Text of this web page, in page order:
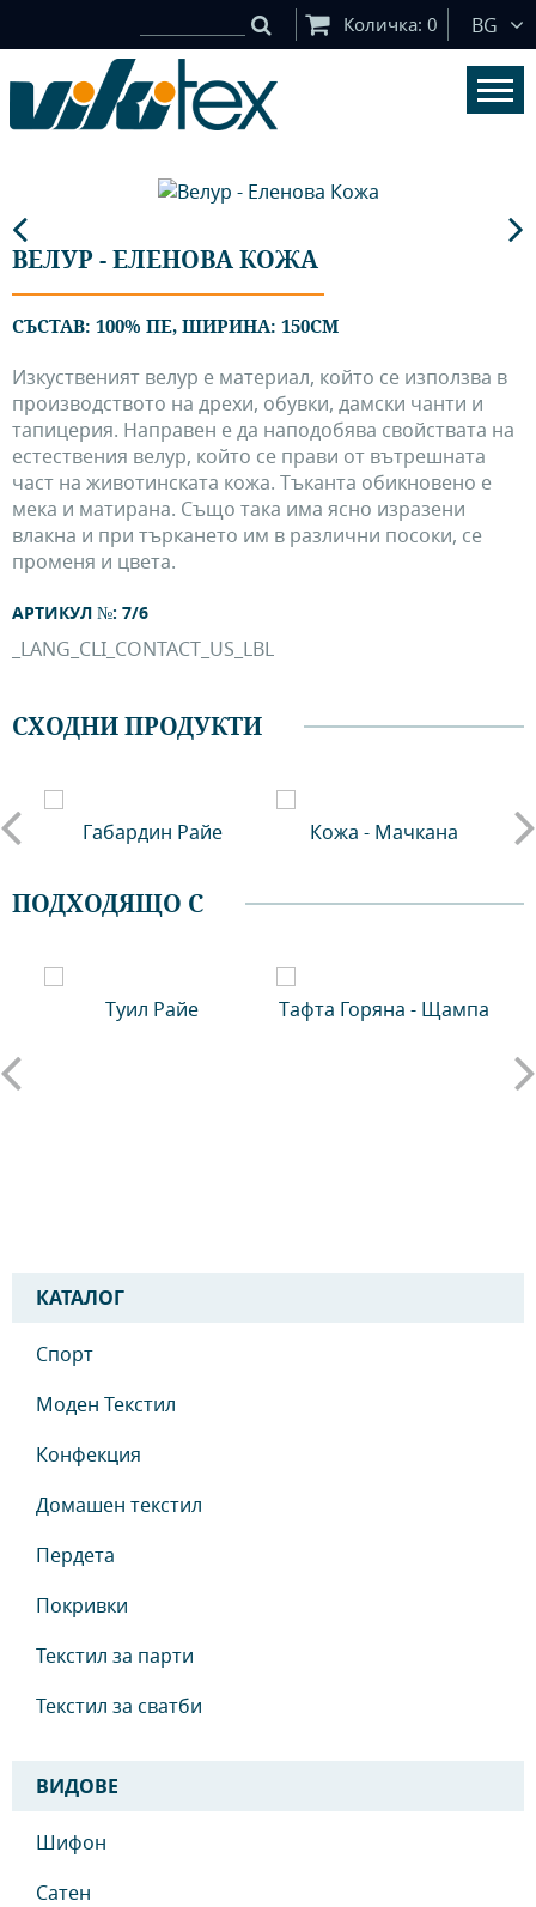
Количка: 0 BG
ВЕЛУР - ЕЛЕНОВА КОЖА
СЪСТАВ: 100% ПЕ, ШИРИНА: 150СМ
Изкуственият велур е материал, който се използва в
производството на дрехи, обувки, дамски чанти и
тапицерия. Направен е да наподобява свойствата на
естествения велур, който се прави от вътрешната
част на животинската кожа. Тъканта обикновено е
мека и матирана. Също така има ясно изразени
влакна и при търкането им в различни посоки, се
променя и цвета.
АРТИКУЛ №: 7/6
_LANG_CLI_CONTACT_US_LBL
СХОДНИ ПРОДУКТИ
Габардин Райе Кожа - Мачкана
ПОДХОДЯЩО С
Туил Райе Тафта Горяна - Щампа
КАТАЛОГ
Спорт
Моден Текстил
Конфекция
Домашен текстил
Пердета
Покривки
Текстил за парти
Текстил за сватби
ВИДОВЕ
Шифон
Сатен